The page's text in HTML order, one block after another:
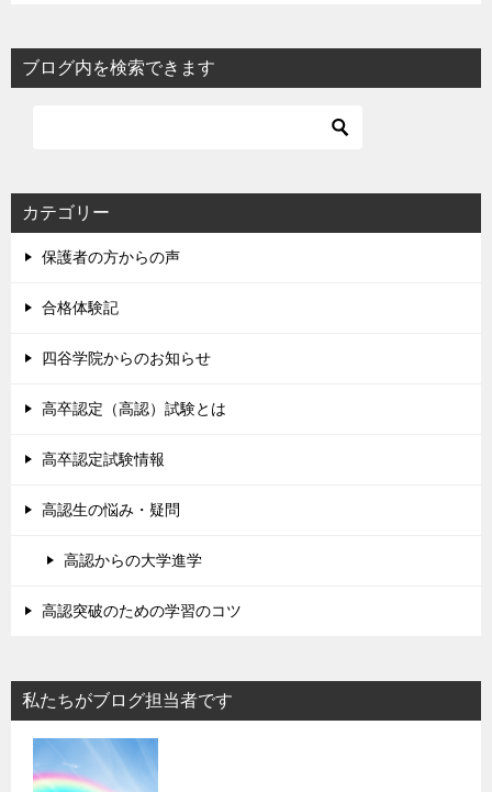
ブログ内を検索できます
カテゴリー
保護者の方からの声
合格体験記
四谷学院からのお知らせ
高卒認定（高認）試験とは
高卒認定試験情報
高認生の悩み・疑問
高認からの大学進学
高認突破のための学習のコツ
私たちがブログ担当者です